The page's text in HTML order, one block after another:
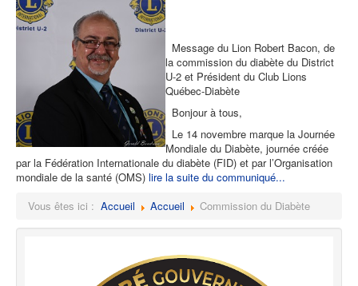
Message du Lion Robert Bacon, de
la commission du diabète du District
U-2 et Président du Club Lions
Québec-Diabète
Bonjour à tous,
Le 14 novembre marque la Journée
Mondiale du Diabète, journée créée
par la Fédération Internationale du diabète (FID) et par l’Organisation
mondiale de la santé (OMS) lire la suite du communiqué...
Vous êtes ici : Accueil Accueil Commission du Diabète